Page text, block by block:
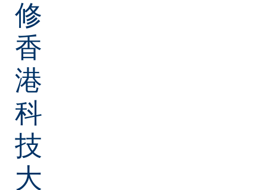
修
香
港
科
技
大